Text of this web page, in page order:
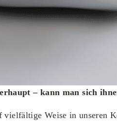
– kann man sich
vielfältige Weise in unseren